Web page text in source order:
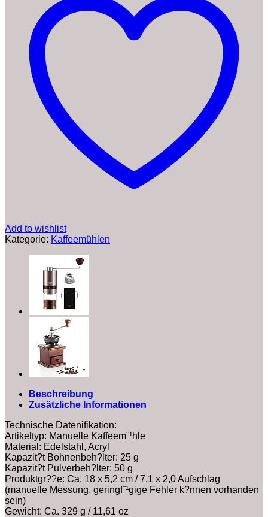
Abnehmbare
Manuelle
Bohnenm¨¹hle
F¨¹r
den
Milch-
Tee-
Shop
Hause
Menge
Add to wishlist
Kategorie: Kaffeemühlen
Beschreibung
Zusätzliche Informationen
Technische Datenifikation:
Artikeltyp: Manuelle Kaffeem¨¹hle
Material: Edelstahl, Acryl
Kapazit?t Bohnenbeh?lter: 25 g
Kapazit?t Pulverbeh?lter: 50 g
Produktgr??e: Ca. 18 x 5,2 cm / 7,1 x 2,0 Aufschlag
(manuelle Messung, geringf¨¹gige Fehler k?nnen vorhanden
sein)
Gewicht: Ca. 329 g / 11,61 oz